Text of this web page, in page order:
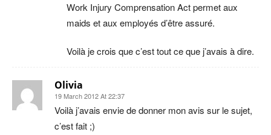
Work Injury Comprensation Act permet aux
maids et aux employés d’être assuré.
Voilà je crois que c’est tout ce que j’avais à dire.
Olivia
19 March 2012 At 22:37
Voilà j’avais envie de donner mon avis sur le sujet,
c’est fait ;)